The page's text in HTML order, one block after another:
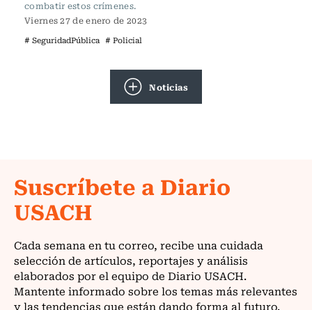
combatir estos crímenes.
Viernes 27 de enero de 2023
# SeguridadPública # Policial
Noticias